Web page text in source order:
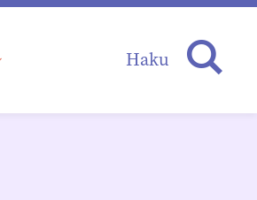
Haku